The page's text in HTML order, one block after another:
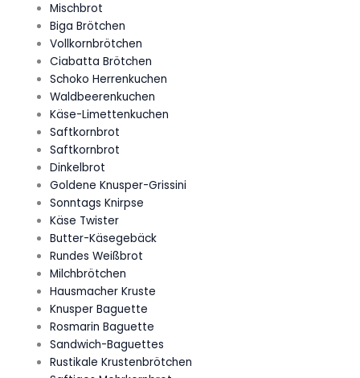
Mischbrot
Biga Brötchen
Vollkornbrötchen
Ciabatta Brötchen
Schoko Herrenkuchen
Waldbeerenkuchen
Käse-Limettenkuchen
Saftkornbrot
Saftkornbrot
Dinkelbrot
Goldene Knusper-Grissini
Sonntags Knirpse
Käse Twister
Butter-Käsegebäck
Rundes Weißbrot
Milchbrötchen
Hausmacher Kruste
Knusper Baguette
Rosmarin Baguette
Sandwich-Baguettes
Rustikale Krustenbrötchen